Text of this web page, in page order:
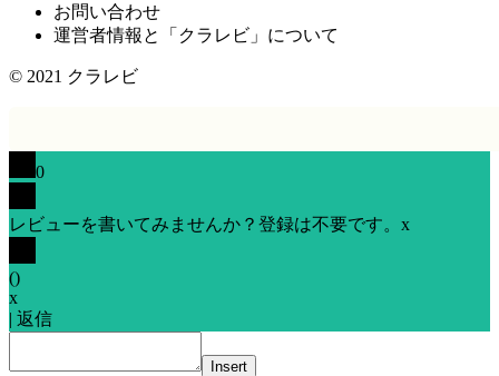
お問い合わせ
運営者情報と「クラレビ」について
© 2021 クラレビ
0
レビューを書いてみませんか？登録は不要です。 x
()
x
| 返信
Insert